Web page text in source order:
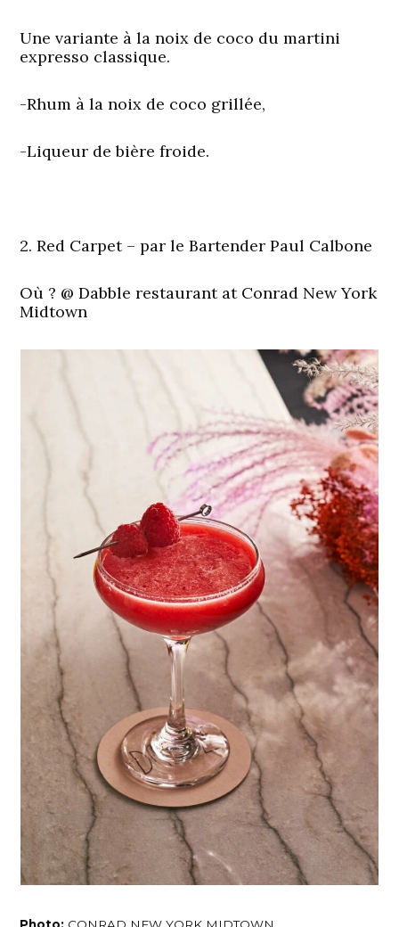
Une variante à la noix de coco du martini
expresso classique.
-Rhum à la noix de coco grillée,
-Liqueur de bière froide.
2. Red Carpet – par le Bartender Paul Calbone
Où ? @ Dabble restaurant at Conrad New York
Midtown